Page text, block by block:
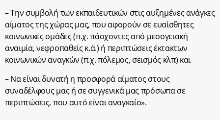
– Την συμβολή των εκπαιδευτικών στις αυξημένες ανάγκες
αίματος της χώρας μας, που αφορούν σε ευαίσθητες
κοινωνικές ομάδες (π.χ. πάσχοντες από μεσογειακή
αναιμία, νεφροπαθείς κ.ά.) ή περιπτώσεις έκτακτων
κοινωνικών αναγκών (π.χ. πόλεμος, σεισμός κλπ) και
– Να είναι δυνατή η προσφορά αίματος στους
συναδέλφους μας ή σε συγγενικά μας πρόσωπα σε
περιπτώσεις, που αυτό είναι αναγκαίο».